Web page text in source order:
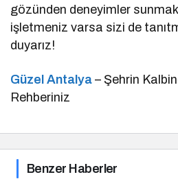
gözünden deneyimler
işletmeniz varsa sizi de
duyarız!
Güzel Antalya – Şehrin
Rehberiniz
Benzer Haberler